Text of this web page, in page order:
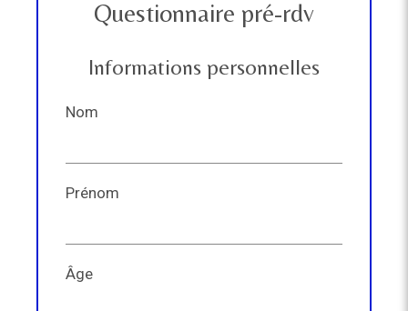
Questionnaire pré-rdv
Informations personnelles
Nom
Prénom
Âge